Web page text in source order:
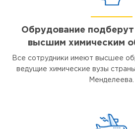
Обрудование
высшим химическим
Все сотрудники имеют высшее
ведущие химические вузы
Менделеева.